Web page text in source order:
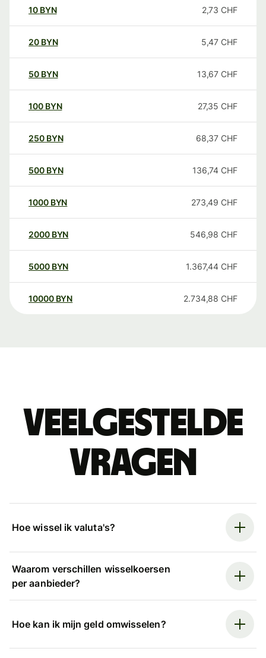
10 BYN 2,73 CHF
20 BYN 5,47 CHF
50 BYN 13,67 CHF
100 BYN 27,35 CHF
250 BYN 68,37 CHF
500 BYN 136,74 CHF
1000 BYN 273,49 CHF
2000 BYN 546,98 CHF
5000 BYN 1.367,44 CHF
10000 BYN 2.734,88 CHF
Veelgestelde
vragen
Hoe wissel ik valuta's?
Waarom verschillen wisselkoersen
per aanbieder?
Hoe kan ik mijn geld omwisselen?